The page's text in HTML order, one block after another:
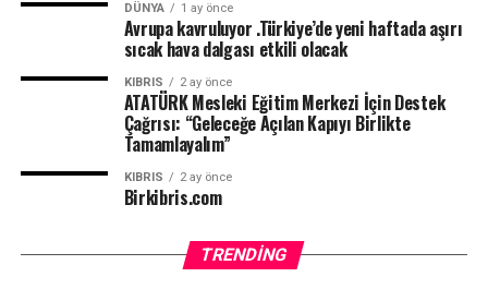
DÜNYA 1 ay önce
Avrupa kavruluyor .Türkiye’de yeni haftada aşırı
sıcak hava dalgası etkili olacak
KIBRIS 2 ay önce
ATATÜRK Mesleki Eğitim Merkezi İçin Destek
Çağrısı: “Geleceğe Açılan Kapıyı Birlikte
Tamamlayalım”
KIBRIS 2 ay önce
Birkibris.com
TRENDING